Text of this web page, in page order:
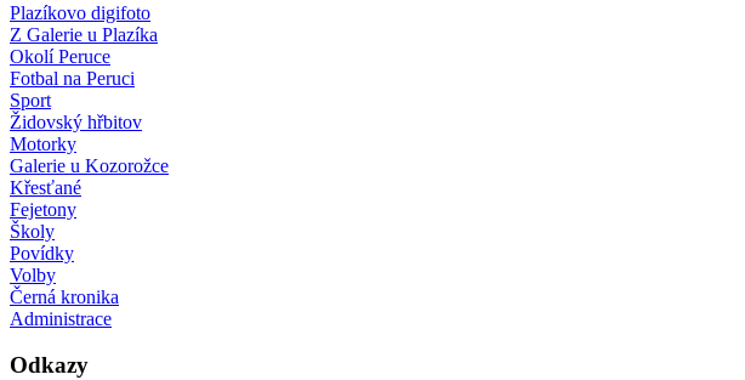
Plazíkovo digifoto
Z Galerie u Plazíka
Okolí Peruce
Fotbal na Peruci
Sport
Židovský hřbitov
Motorky
Galerie u Kozorožce
Křesťané
Fejetony
Školy
Povídky
Volby
Černá kronika
Administrace
Odkazy